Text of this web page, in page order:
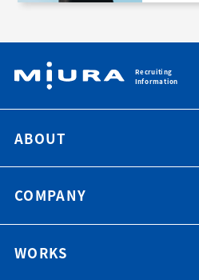
Recruiting
Information
ABOUT
COMPANY
WORKS